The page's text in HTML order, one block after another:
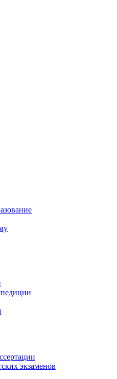
имени М. И.
имени М. И.
министерства
единственным за
экзаменов